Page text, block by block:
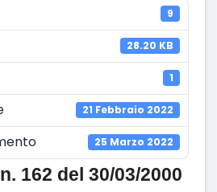
9
28.20 KB
1
21 Febbraio 2022
25 Marzo 2022
162 del 30/03/2000